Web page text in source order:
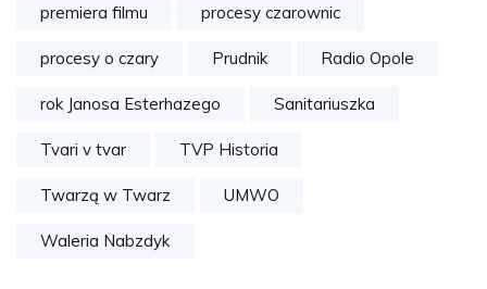
premiera filmu procesy czarownic
procesy o czary Prudnik Radio Opole
rok Janosa Esterhazego Sanitariuszka
Tvari v tvar TVP Historia
Twarzą w Twarz UMWO
Waleria Nabzdyk